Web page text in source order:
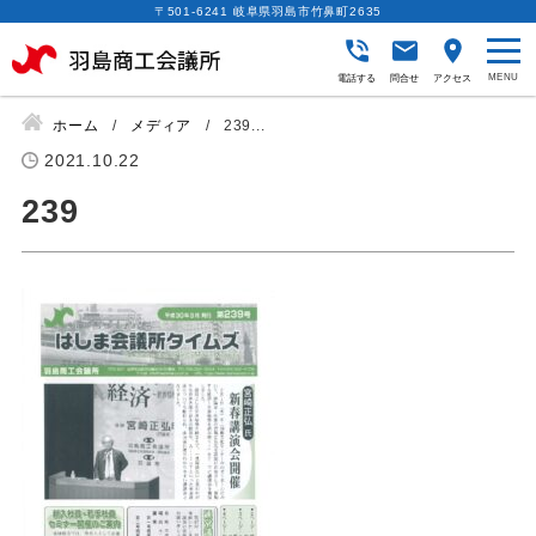
〒501-6241 岐阜県羽島市竹鼻町2635
電話する 問合せ アクセス
ホーム メディア 239...
2021.10.22
239